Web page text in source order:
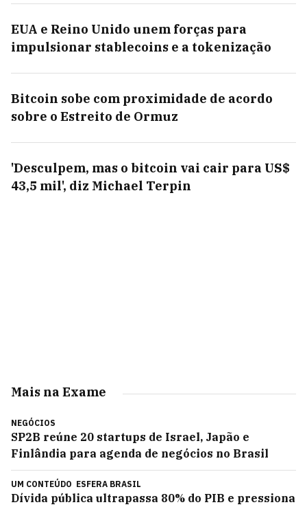
EUA e Reino Unido unem forças para
impulsionar stablecoins e a tokenização
Bitcoin sobe com proximidade de acordo
sobre o Estreito de Ormuz
'Desculpem, mas o bitcoin vai cair para US$
43,5 mil', diz Michael Terpin
Mais na Exame
NEGÓCIOS
SP2B reúne 20 startups de Israel, Japão e
Finlândia para agenda de negócios no Brasil
UM CONTEÚDO ESFERA BRASIL
Dívida pública ultrapassa 80% do PIB e pressiona